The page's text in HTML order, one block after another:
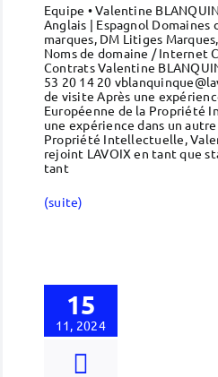
Equipe • Valentine
Anglais | Espagnol
marques, DM Litiges
Noms de domaine / Internet
Contrats Valentine
53 20 14 20
de visite Après une
Européenne de la Propriété
une expérience dans un
Propriété Intellectuelle,
rejoint LAVOIX en tant que
tant
(suite)
15
11, 2024